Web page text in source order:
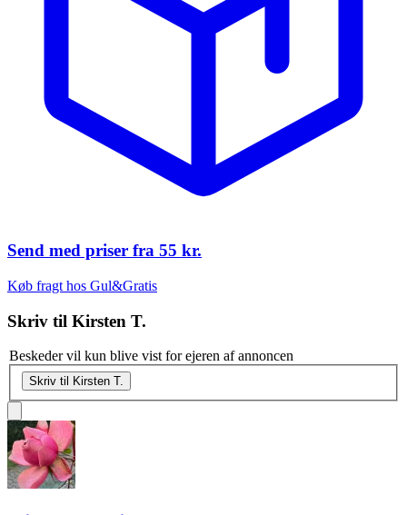
Send med priser fra 55 kr.
Køb fragt hos Gul&Gratis
Skriv til Kirsten T.
Beskeder vil kun blive vist for ejeren af annoncen
Skriv til Kirsten T.